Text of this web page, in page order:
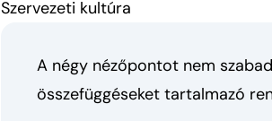
Szervezeti kultúra
A négy nézőpontot nem
összefüggéseket tartalmazó